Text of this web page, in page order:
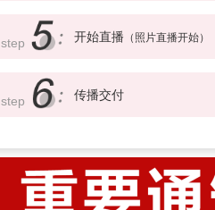
step 开始直播 （照片直播开始）
step 传播交付